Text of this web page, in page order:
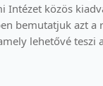
Intézet közös
bemutatjuk azt a
lehetővé teszi